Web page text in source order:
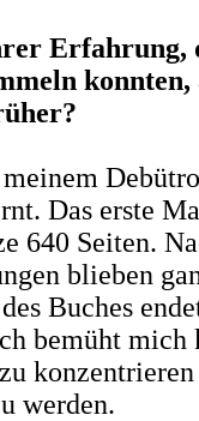
Erfahrung,
konnten,
Das erste
640 Seiten.
blieben
Buches
bemüht mich
werden.